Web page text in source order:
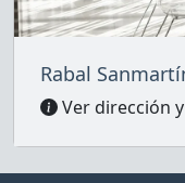
Rabal
Ver dirección